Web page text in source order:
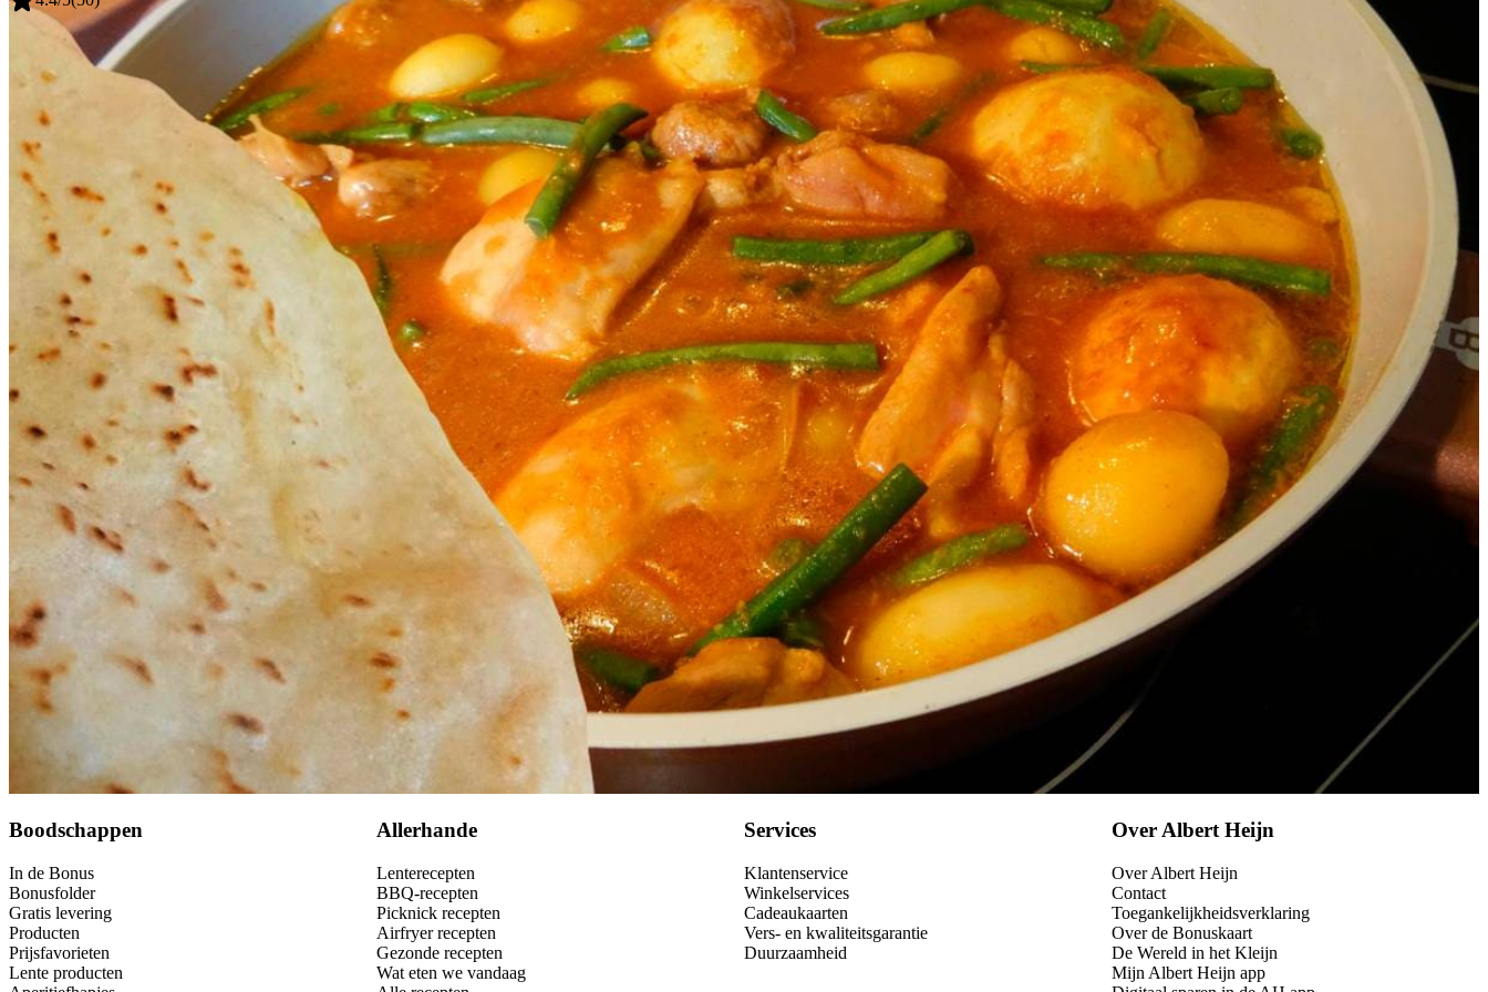
tenenknoflook
400
360 mlFaja Lobi Roti masala speciaal in pot
tltrassie trafasie
gvoorgekookte krieltjes
verse sperziebonen
150 mlwater
200 gFaja Lobi Surinaamse sandhia's roti's
Kies producten
Faja Lobi Bewaar
Algemeen
Dit recept is ontwikkeld door Faja Lobi. Allerhande is niet verantwoordelijk voor de juistheid van receptuur en/of voedingswaarden.
AlgemeenMeer weten over kooktechnieken
Wat vond je van dit recept?
Boodschappen
In de Bonus
Bonusfolder
Gratis levering
Producten
Prijsfavorieten
Lente producten
Allerhande
Lenterecepten
BBQ-recepten
Picknick recepten
Airfryer recepten
Gezonde recepten
Wat eten we vandaag
Services
Klantenservice
Winkelservices
Cadeaukaarten
Vers- en kwaliteitsgarantie
Duurzaamheid
Over Albert Heijn
Over Albert Heijn
Contact
Toegankelijkheidsverklaring
Over de Bonuskaart
De Wereld in het Kleijn
Mijn Albert Heijn app